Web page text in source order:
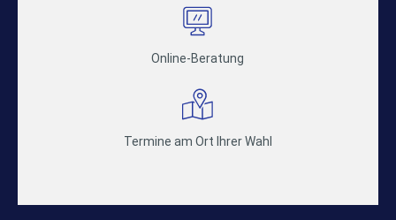
Online-Beratung
Termine am Ort Ihrer Wahl